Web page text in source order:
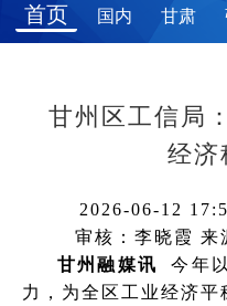
首页 国内 甘肃
甘州区工信局
经济
2026-06-12
审核：李晓霞 来
甘州融媒讯
今年
力，为全区工业经济平